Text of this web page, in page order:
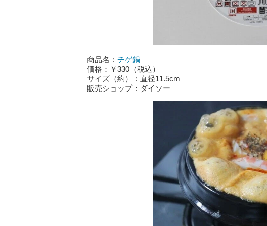
商品名： チゲ鍋
価格：￥330（税込）
サイズ（約）：直径11.5cm
販売ショップ：ダイソー